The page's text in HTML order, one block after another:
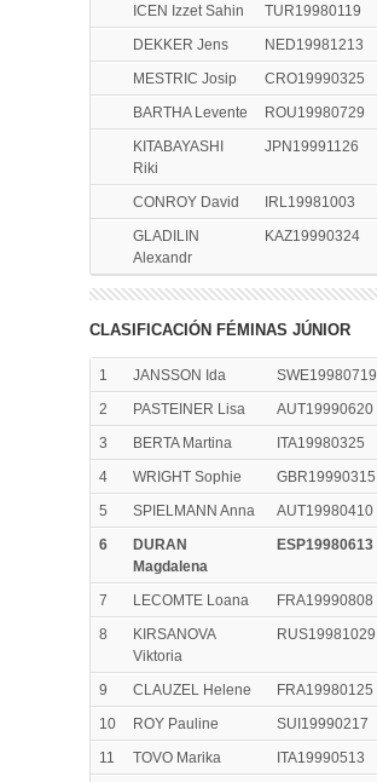
ICEN Izzet Sahin TUR19980119
DEKKER Jens
NED19981213
MESTRIC Josip
CRO19990325
BARTHA Levente
ROU19980729
KITABAYASHI
Riki
JPN19991126
CONROY David IRL19981003
GLADILIN
Alexandr
KAZ19990324
CLASIFICACIÓN FÉMINAS JÚNIOR
1 JANSSON Ida SWE19980719
2
PASTEINER Lisa AUT19990620
3
BERTA Martina ITA19980325
4
WRIGHT Sophie GBR19990315
5
SPIELMANN Anna AUT19980410
6
DURAN
Magdalena
ESP19980613
7 LECOMTE Loana FRA19990808
8
KIRSANOVA
Viktoria
RUS19981029
9 CLAUZEL Helene FRA19980125
10
ROY Pauline SUI19990217
11
TOVO Marika ITA19990513